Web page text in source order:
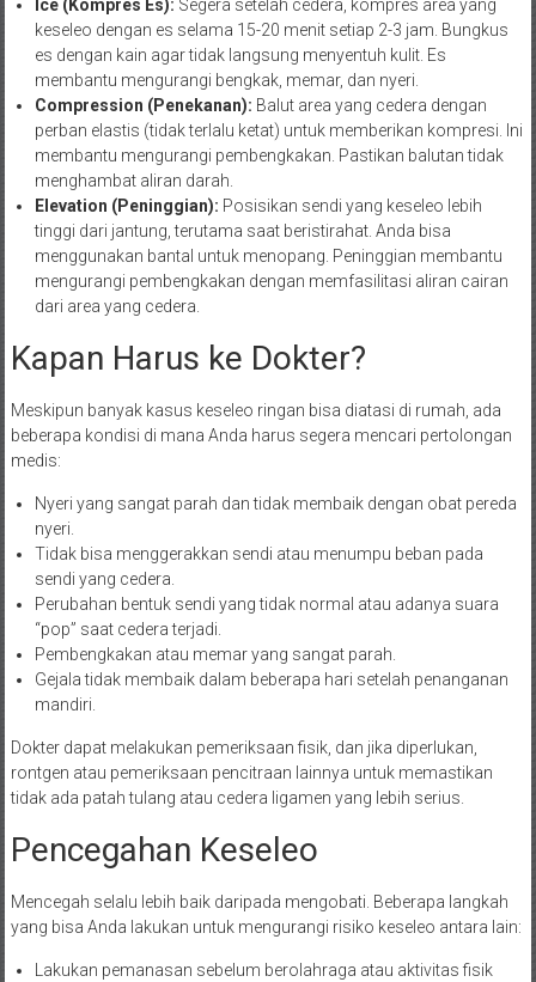
Ice (Kompres Es): Segera setelah cedera, kompres area yang
keseleo dengan es selama 15-20 menit setiap 2-3 jam. Bungkus
es dengan kain agar tidak langsung menyentuh kulit. Es
membantu mengurangi bengkak, memar, dan nyeri.
Compression (Penekanan): Balut area yang cedera dengan
perban elastis (tidak terlalu ketat) untuk memberikan kompresi. Ini
membantu mengurangi pembengkakan. Pastikan balutan tidak
menghambat aliran darah.
Elevation (Peninggian): Posisikan sendi yang keseleo lebih
tinggi dari jantung, terutama saat beristirahat. Anda bisa
menggunakan bantal untuk menopang. Peninggian membantu
mengurangi pembengkakan dengan memfasilitasi aliran cairan
dari area yang cedera.
Kapan Harus ke Dokter?
Meskipun banyak kasus keseleo ringan bisa diatasi di rumah, ada
beberapa kondisi di mana Anda harus segera mencari pertolongan
medis:
Nyeri yang sangat parah dan tidak membaik dengan obat pereda
nyeri.
Tidak bisa menggerakkan sendi atau menumpu beban pada
sendi yang cedera.
Perubahan bentuk sendi yang tidak normal atau adanya suara
“pop” saat cedera terjadi.
Pembengkakan atau memar yang sangat parah.
Gejala tidak membaik dalam beberapa hari setelah penanganan
mandiri.
Dokter dapat melakukan pemeriksaan fisik, dan jika diperlukan,
rontgen atau pemeriksaan pencitraan lainnya untuk memastikan
tidak ada patah tulang atau cedera ligamen yang lebih serius.
Pencegahan Keseleo
Mencegah selalu lebih baik daripada mengobati. Beberapa langkah
yang bisa Anda lakukan untuk mengurangi risiko keseleo antara lain:
Lakukan pemanasan sebelum berolahraga atau aktivitas fisik